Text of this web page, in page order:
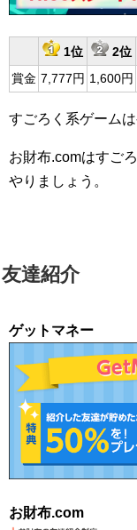
1位 2位
賞金 7,777円 1,600円
すごろく系ゲーム
お財布.comはすご
やりましょう。
友達紹介
ゲットマネー
お財布.com